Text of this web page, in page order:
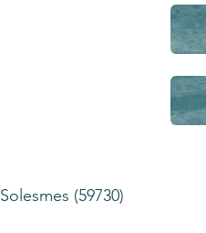
Solesmes (59730)